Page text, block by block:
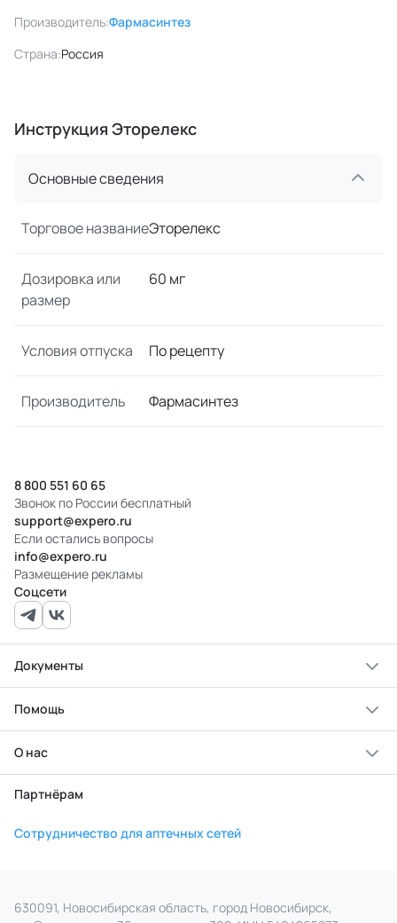
Производитель:Фармасинтез
Страна:Россия
Инструкция Эторелекс
Основные сведения
Торговое названиеЭторелекс
Дозировка или
размер
60 мг
Условия отпуска По рецепту
Производитель Фармасинтез
8 800 551 60 65
Звонок по России бесплатный
support@expero.ru
Если остались вопросы
info@expero.ru
Размещение рекламы
Соцсети
Документы
Помощь
О нас
Партнёрам
Сотрудничество для аптечных сетей
630091, Новосибирская область, город Новосибирск,